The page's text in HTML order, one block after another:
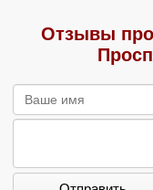
Отзывы